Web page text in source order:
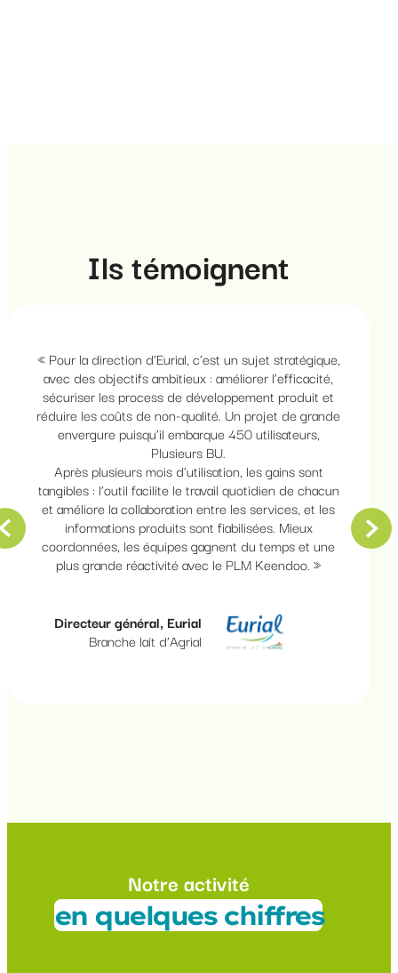
Ils témoignent
« Pour la direction d’Eurial, c’est un sujet stratégique,
avec des objectifs ambitieux : améliorer l’efficacité,
sécuriser les process de développement produit et
réduire les coûts de non-qualité. Un projet de grande
envergure puisqu’il embarque 450 utilisateurs,
Plusieurs BU.
Après plusieurs mois d’utilisation, les gains sont
tangibles : l’outil facilite le travail quotidien de chacun
et améliore la collaboration entre les services, et les
informations produits sont fiabilisées. Mieux
coordonnées, les équipes gagnent du temps et une
plus grande réactivité avec le PLM Keendoo. »
Directeur général, Eurial
Branche lait d’Agrial
Notre activité
en quelques chiffres